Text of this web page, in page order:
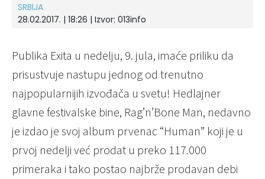
SRBIJA
28.02.2017. | 18:26 | Izvor: 013info
Publika Exita u nedelju, 9. jula, imaće priliku da
prisustvuje nastupu jednog od trenutno
najpopularnijih izvođača u svetu! Hedlajner
glavne festivalske bine, Rag’n’Bone Man, nedavno
je izdao je svoj album prvenac “Human” koji je u
prvoj nedelji već prodat u preko 117.000
primeraka i tako postao najbrže prodavan debi